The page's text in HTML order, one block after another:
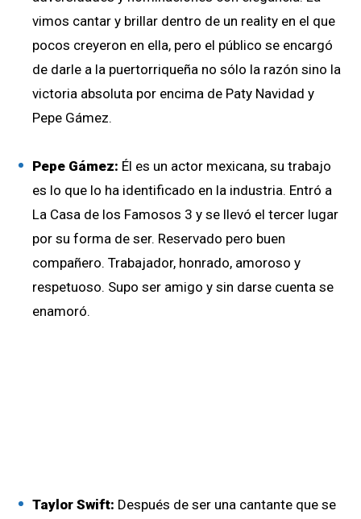
vimos cantar y brillar dentro de un reality en el que
pocos creyeron en ella, pero el público se encargó
de darle a la puertorriqueña no sólo la razón sino la
victoria absoluta por encima de Paty Navidad y
Pepe Gámez.
Pepe Gámez: Él es un actor mexicana, su trabajo
es lo que lo ha identificado en la industria. Entró a
La Casa de los Famosos 3 y se llevó el tercer lugar
por su forma de ser. Reservado pero buen
compañero. Trabajador, honrado, amoroso y
respetuoso. Supo ser amigo y sin darse cuenta se
enamoró.
Taylor Swift: Después de ser una cantante que se